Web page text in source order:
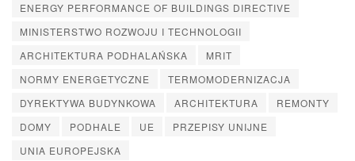
ENERGY PERFORMANCE OF BUILDINGS DIRECTIVE
MINISTERSTWO ROZWOJU I TECHNOLOGII
ARCHITEKTURA PODHALAŃSKA
MRIT
NORMY ENERGETYCZNE
TERMOMODERNIZACJA
DYREKTYWA BUDYNKOWA
ARCHITEKTURA
REMONTY
DOMY
PODHALE UE
PRZEPISY UNIJNE
UNIA EUROPEJSKA